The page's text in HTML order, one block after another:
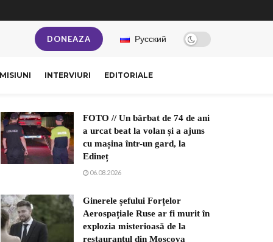
DONEAZA Русский
INTERVIURI EDITORIALE
FOTO // Un bărbat de 74 de ani
a urcat beat la volan și a ajuns
cu mașina într-un gard, la
Edineț
06.08.2026
Ginerele șefului Forțelor
Aerospațiale Ruse ar fi murit în
explozia misterioasă de la
restaurantul din Moscova